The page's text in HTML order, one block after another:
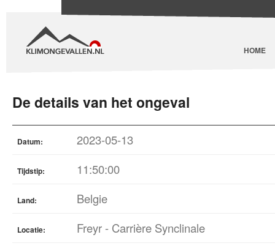
HOME
De details van het ongeval
Datum: 2023-05-13
Tijdstip: 11:50:00
Land: Belgie
Locatie: Freyr - Carrière Synclinale